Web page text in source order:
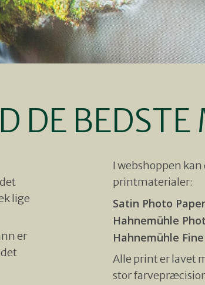
DE BEDSTE
lige
er
I webshoppen
printmaterialer:
Satin Photo Paper
Hahnemühle
Hahnemühle
Alle print er lavet
stor